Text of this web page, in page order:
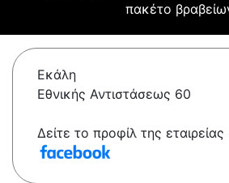
πακέτο
Εκάλη
Εθνικής Αντιστάσεως 60
Δείτε το προφίλ της